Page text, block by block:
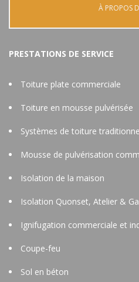
À PROPOS
PRESTATIONS DE SERVICE
Toiture plate commerciale
Toiture en mousse pulvérisée
Systèmes de toiture
Mousse de pulvérisation
Isolation de la maison
Isolation Quonset, Atelier &
Ignifugation commerciale et
Coupe-feu
Sol en béton